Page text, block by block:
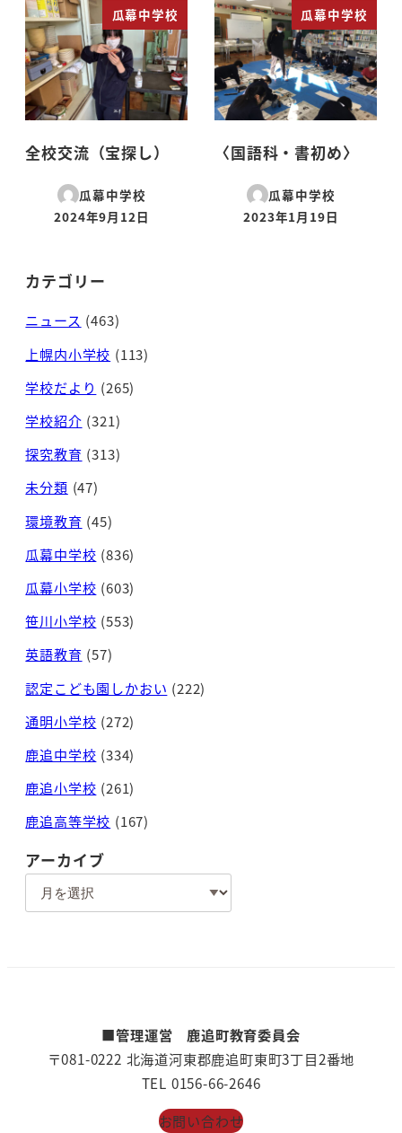
瓜幕中学校
全校交流（宝探し）
瓜幕中学校
投稿日
2024年9月12日
瓜幕中学校
〈国語科・書初め〉
瓜幕中学校
投稿日
2023年1月19日
カテゴリー
ニュース (463)
上幌内小学校 (113)
学校だより (265)
学校紹介 (321)
探究教育 (313)
未分類 (47)
環境教育 (45)
瓜幕中学校 (836)
瓜幕小学校 (603)
笹川小学校 (553)
英語教育 (57)
認定こども園しかおい (222)
通明小学校 (272)
鹿追中学校 (334)
鹿追小学校 (261)
鹿追高等学校 (167)
アーカイブ
■管理運営 鹿追町教育委員会
〒081-0222 北海道河東郡鹿追町東町3丁目2番地
TEL 0156-66-2646
お問い合わせ